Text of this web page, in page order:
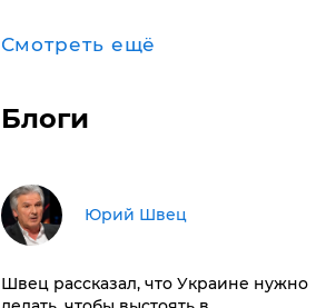
Смотреть ещё
Блоги
Юрий Швец
Швец рассказал, что Украине нужно